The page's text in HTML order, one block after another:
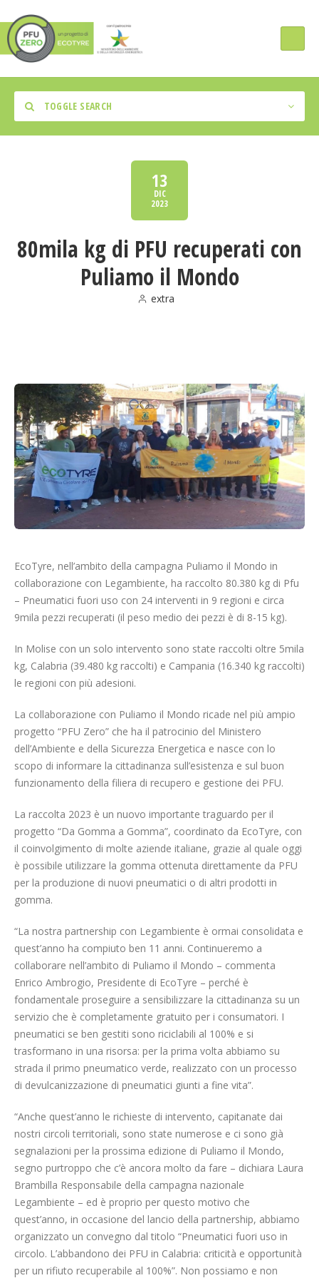
TOGGLE SEARCH
Regione
13
DIC
2023
80mila kg di PFU recuperati con
Puliamo il Mondo
extra
EcoTyre, nell’ambito della campagna Puliamo il Mondo in
collaborazione con Legambiente, ha raccolto 80.380 kg di Pfu
– Pneumatici fuori uso con 24 interventi in 9 regioni e circa
9mila pezzi recuperati (il peso medio dei pezzi è di 8-15 kg).
In Molise con un solo intervento sono state raccolti oltre 5mila
kg, Calabria (39.480 kg raccolti) e Campania (16.340 kg raccolti)
le regioni con più adesioni.
La collaborazione con Puliamo il Mondo ricade nel più ampio
progetto “PFU Zero” che ha il patrocinio del Ministero
dell’Ambiente e della Sicurezza Energetica e nasce con lo
scopo di informare la cittadinanza sull’esistenza e sul buon
funzionamento della filiera di recupero e gestione dei PFU.
La raccolta 2023 è un nuovo importante traguardo per il
progetto “Da Gomma a Gomma”, coordinato da EcoTyre, con
il coinvolgimento di molte aziende italiane, grazie al quale oggi
è possibile utilizzare la gomma ottenuta direttamente da PFU
per la produzione di nuovi pneumatici o di altri prodotti in
gomma.
“La nostra partnership con Legambiente è ormai consolidata e
quest’anno ha compiuto ben 11 anni. Continueremo a
collaborare nell’ambito di Puliamo il Mondo – commenta
Enrico Ambrogio, Presidente di EcoTyre – perché è
fondamentale proseguire a sensibilizzare la cittadinanza su un
servizio che è completamente gratuito per i consumatori. I
pneumatici se ben gestiti sono riciclabili al 100% e si
trasformano in una risorsa: per la prima volta abbiamo su
strada il primo pneumatico verde, realizzato con un processo
di devulcanizzazione di pneumatici giunti a fine vita”.
“Anche quest’anno le richieste di intervento, capitanate dai
nostri circoli territoriali, sono state numerose e ci sono già
segnalazioni per la prossima edizione di Puliamo il Mondo,
segno purtroppo che c’è ancora molto da fare – dichiara Laura
Brambilla Responsabile della campagna nazionale
Legambiente – ed è proprio per questo motivo che
quest’anno, in occasione del lancio della partnership, abbiamo
organizzato un convegno dal titolo “Pneumatici fuori uso in
circolo. L’abbandono dei PFU in Calabria: criticità e opportunità
per un rifiuto recuperabile al 100%”. Non possiamo e non